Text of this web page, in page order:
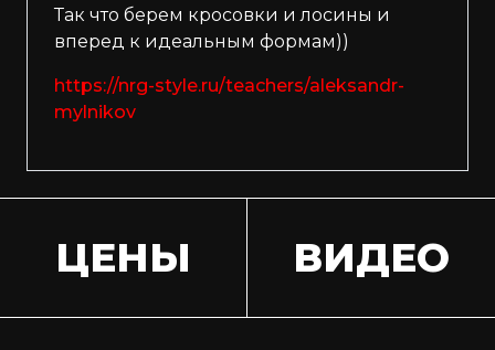
Так что берем кросовки и лосины и
вперед к идеальным формам))
https://nrg-style.ru/teachers/aleksandr-
mylnikov
ЦЕНЫ ВИДЕО